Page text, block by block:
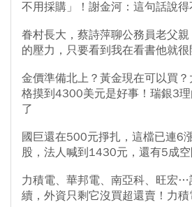
不用採購」！謝金河：這句話說得
眷村長大，蔡詩萍聊公務員老父
的壓力，只要看到我在看書他就很
金價準備北上？黃金現在可以買
格摸到4300美元是好事！瑞銀3
了
國巨還在500元掙扎，這檔已連6
股，法人喊到1430元，還有5成空
力積電、華邦電、南亞科、旺宏
續，外資只剩它沒買超還賣！力